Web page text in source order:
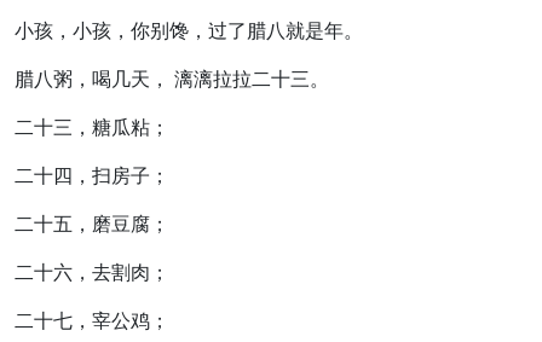
小孩，小孩，你别馋，过了腊八就是年。
腊八粥，喝几天， 漓漓拉拉二十三。
二十三，糖瓜粘；
二十四，扫房子；
二十五，磨豆腐；
二十六，去割肉；
二十七，宰公鸡；